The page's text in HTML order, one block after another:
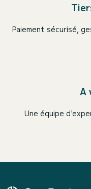
Paiement sécurisé,
A
Une équipe